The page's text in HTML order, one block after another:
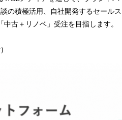
の積極活用、自社開発するセール
古＋リノベ」受注を目指します。